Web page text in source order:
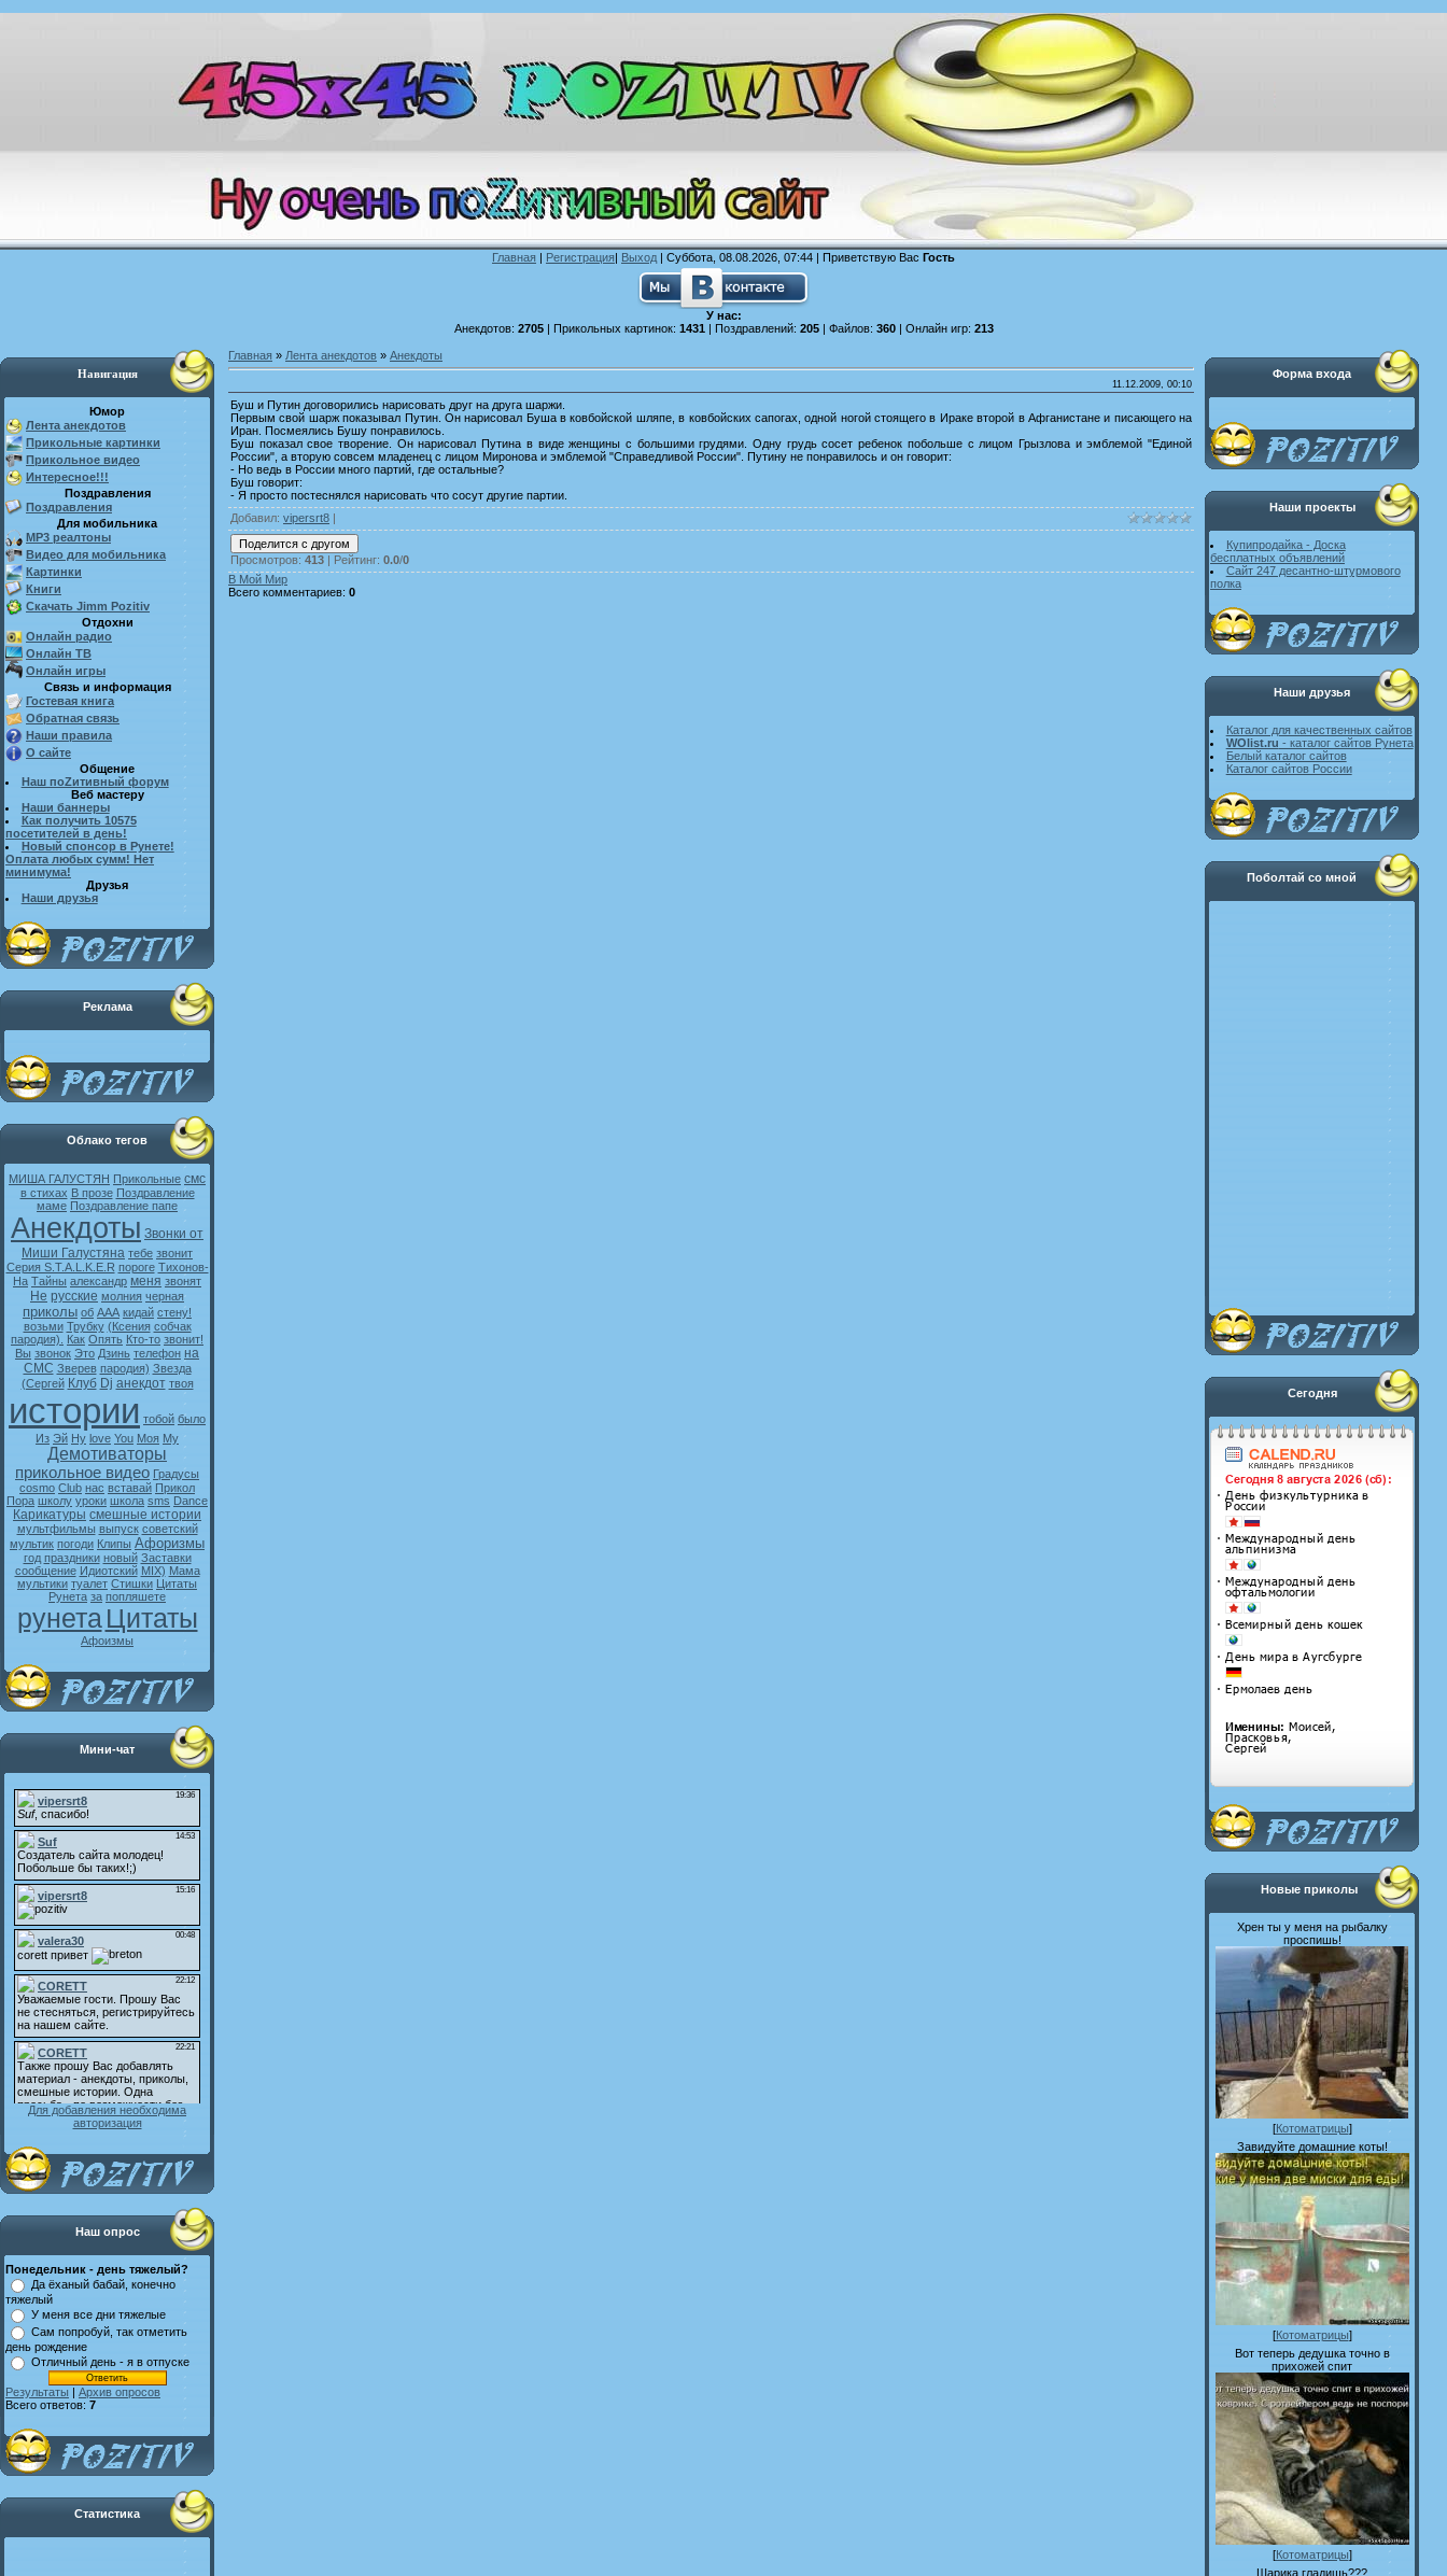
Главная | Регистрация| Выход | Суббота, 08.08.2026, 07:44 | Приветствую Вас Гость
У нас:
Анекдотов: 2705| Прикольных картинок: 1431| Поздравлений: 205| Файлов: 360| Онлайн игр: 213
Навигация
Юмор
Лента анекдотов
Прикольные картинки
Прикольное видео
Интересное!!!
Поздравления
Поздравления
Для мобильника
MP3 реалтоны
Видео для мобильника
Картинки
Книги
Скачать Jimm Pozitiv
Отдохни
Онлайн радио
Онлайн ТВ
Онлайн игры
Связь и информация
Гостевая книга
Обратная связь
Наши правила
О сайте
Общение
Наш поZитивный форум
Веб мастеру
Наши баннеры
Как получить 10575
посетителей в день!
Новый спонсор в Рунете!
Оплата любых сумм! Нет
минимума!
Друзья
Наши друзья
Реклама
Облако тегов
МИША ГАЛУСТЯН Прикольные смс
в стихах В прозе Поздравление
маме Поздравление папе
Анекдоты Звонки от
Миши Галустяна тебе звонит
Серия S.T.A.L.K.E.R пороге Тихонов-
На Тайны александр меня звонят
Не русские молния черная
приколы об ААА кидай стену!
возьми Трубку (Ксения собчак
пародия).
Как Опять Кто-то звонит!
Вы звонок Это Дзинь телефон на
СМС Зверев пародия) Звезда
(Сергей Клуб Dj анекдот твоя
истории тобой было
Из Эй Ну love You Моя My
Демотиваторы
прикольное видео Градусы
cosmo Club нас вставай Прикол
Пора школу уроки школа sms Dance
Карикатуры смешные истории
мультфильмы выпуск советский
мультик погоди Клипы Афоризмы
год праздники новый Заставки
сообщение Идиотский MIX) Мама
мультики туалет Стишки Цитаты
Рунета за попляшете
рунетаЦитаты
Афоизмы
Мини-чат
Для добавления необходима
авторизация
Наш опрос
Понедельник - день тяжелый?
Да ёханый бабай, конечно
тяжелый
У меня все дни тяжелые
Сам попробуй, так отметить
день рождение
Отличный день - я в отпуске
Результаты | Архив опросов
Всего ответов: 7
Статистика
Главная » Лента анекдотов » Анекдоты
11.12.2009, 00:10
Буш и Путин договорились нарисовать друг на друга шаржи.
Первым свой шарж показывал Путин. Он нарисовал Буша в ковбойской шляпе, в ковбойских сапогах, одной ногой стоящего в Ираке второй в Афганистане и писающего на
Иран. Посмеялись Бушу понравилось.
Буш показал свое творение. Он нарисовал Путина в виде женщины с большими грудями. Одну грудь сосет ребенок побольше с лицом Грызлова и эмблемой "Единой
России", а вторую совсем младенец с лицом Миронова и эмблемой "Справедливой России". Путину не понравилось и он говорит:
- Но ведь в России много партий, где остальные?
Буш говорит:
- Я просто постеснялся нарисовать что сосут другие партии.
Добавил: vipersrt8 |
Просмотров: 413 | Рейтинг: 0.0/0
В Мой Мир
Всего комментариев: 0
Форма входа
Наши проекты
Купипродайка - Доска
бесплатных объявлений
Сайт 247 десантно-штурмового
полка
Наши друзья
Каталог для качественных сайтов
WOlist.ru - каталог сайтов Рунета
Белый каталог сайтов
Каталог сайтов России
Поболтай со мной
Сегодня
Новые приколы
Хрен ты у меня на рыбалку
проспишь!
[Котоматрицы]
Завидуйте домашние коты!
[Котоматрицы]
Вот теперь дедушка точно в
прихожей спит
[Котоматрицы]
Шарика гладишь???